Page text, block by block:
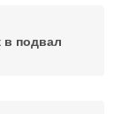
подвал